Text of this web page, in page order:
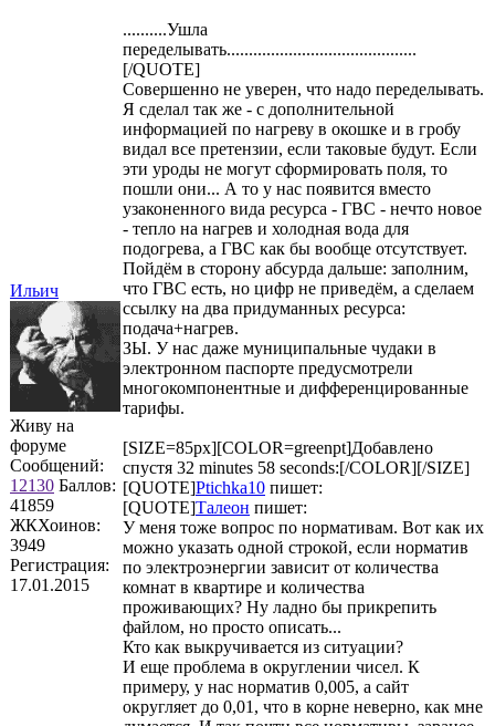
Ильич
Живу на
форуме
Сообщений:
12130 Баллов:
41859
ЖКХоинов:
3949
Регистрация:
17.01.2015
..........Ушла
переделывать...........................................
[/QUOTE]
Совершенно не уверен, что надо переделывать.
Я сделал так же - с дополнительной
информацией по нагреву в окошке и в гробу
видал все претензии, если таковые будут. Если
эти уроды не могут сформировать поля, то
пошли они... А то у нас появится вместо
узаконенного вида ресурса - ГВС - нечто новое
- тепло на нагрев и холодная вода для
подогрева, а ГВС как бы вообще отсутствует.
Пойдём в сторону абсурда дальше: заполним,
что ГВС есть, но цифр не приведём, а сделаем
ссылку на два придуманных ресурса:
подача+нагрев.
ЗЫ. У нас даже муниципальные чудаки в
электронном паспорте предусмотрели
многокомпонентные и дифференцированные
тарифы.
[SIZE=85px][COLOR=greenpt]Добавлено
спустя 32 minutes 58 seconds:[/COLOR][/SIZE]
[QUOTE]Ptichka10 пишет:
[QUOTE]Талеон пишет:
У меня тоже вопрос по нормативам. Вот как их
можно указать одной строкой, если норматив
по электроэнергии зависит от количества
комнат в квартире и количества
проживающих? Ну ладно бы прикрепить
файлом, но просто описать...
Кто как выкручивается из ситуации?
И еще проблема в округлении чисел. К
примеру, у нас норматив 0,005, а сайт
округляет до 0,01, что в корне неверно, как мне